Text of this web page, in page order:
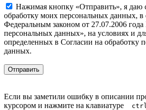
Нажимая кнопку «Отправить», я даю
обработку моих персональных данных, в
Федеральным законом от 27.07.2006
персональных данных», на условиях и
определенных в Согласии на обработку
данных.
Если вы заметили ошибку в описании
курсором и нажмите на клавиатуре